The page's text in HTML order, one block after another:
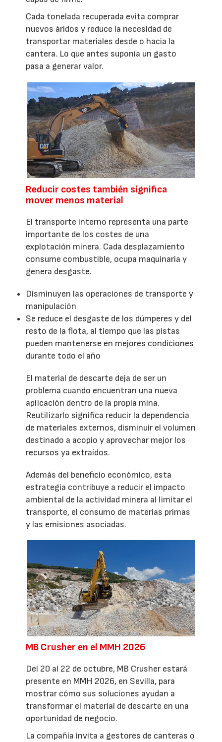
Cada tonelada recuperada evita comprar
nuevos áridos y reduce la necesidad de
transportar materiales desde o hacia la
cantera. Lo que antes suponía un gasto
pasa a generar valor.
Reducir costes también significa
mover menos material
El transporte interno representa una parte
importante de los costes de una
explotación minera. Cada desplazamiento
consume combustible, ocupa maquinaria y
genera desgaste.
Disminuyen las operaciones de transporte y
manipulación
Se reduce el desgaste de los dúmperes y del
resto de la flota, al tiempo que las pistas
pueden mantenerse en mejores condiciones
durante todo el año
El material de descarte deja de ser un
problema cuando encuentran una nueva
aplicación dentro de la propia mina.
Reutilizarlo significa reducir la dependencia
de materiales externos, disminuir el volumen
destinado a acopio y aprovechar mejor los
recursos ya extraídos.
Además del beneficio económico, esta
estrategia contribuye a reducir el impacto
ambiental de la actividad minera al limitar el
transporte, el consumo de materias primas
y las emisiones asociadas.
MB Crusher en el MMH 2026
Del 20 al 22 de octubre, MB Crusher estará
presente en MMH 2026, en Sevilla, para
mostrar cómo sus soluciones ayudan a
transformar el material de descarte en una
oportunidad de negocio.
La compañía invita a gestores de canteras o